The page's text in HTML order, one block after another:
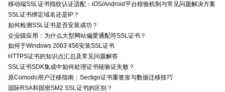
移动端SSL证书指纹认证适配：iOS/Android平台校验机制与常见问题解决方案
SSL证书绑定域名还是IP？
如何检测SSL证书是否安装成功？
企业级应用：为什么大型网站偏爱通配符SSL证书？
如何于Windows 2003 IIS6安装SSL证书
HTTPS证书的知识点汇总及常见问题解答
SSL证书SDK集成中如何处理证书链验证失败？
原Comodo用户迁移指南：Sectigo证书重签发与数据迁移技巧
国际RSA和国密SM2 SSL证书的区别？